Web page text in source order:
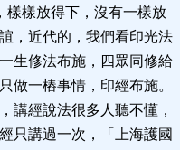
樣樣放得下，沒有一樣放
，近代的，我們看印光法
生修法布施，四眾同修給
做一樁事情，印經布施。
講經說法很多人聽不懂，
只講過一次，「上海護國